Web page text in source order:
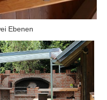
Ebenen